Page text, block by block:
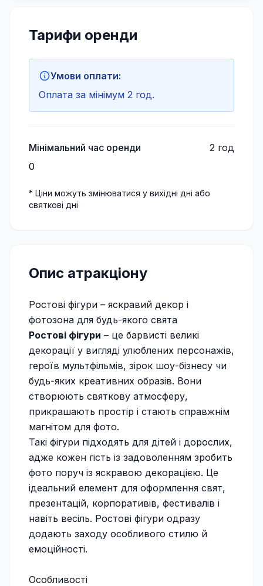
Тарифи оренди
Умови оплати:
Оплата за мінімум 2 год.
Мінімальний час оренди 2 год
0
* Ціни можуть змінюватися у вихідні дні або
святкові дні
Опис атракціону
Ростові фігури – яскравий декор і
фотозона для будь-якого свята
Ростові фігури – це барвисті великі
декорації у вигляді улюблених персонажів,
героїв мультфільмів, зірок шоу-бізнесу чи
будь-яких креативних образів. Вони
створюють святкову атмосферу,
прикрашають простір і стають справжнім
магнітом для фото.
Такі фігури підходять для дітей і дорослих,
адже кожен гість із задоволенням зробить
фото поруч із яскравою декорацією. Це
ідеальний елемент для оформлення свят,
презентацій, корпоративів, фестивалів і
навіть весіль. Ростові фігури одразу
додають заходу особливого стилю й
емоційності.
Особливості